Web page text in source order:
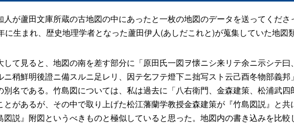
が蘆田文庫所蔵の古地図の中にあったと一枚の地図のデータを送ってくだ
に生まれ、歴史地理学者となった蘆田伊人(あしだこれと)が蒐集していた地
て見ると、地図の南を差す部分に「原田氏一図ヲ懐ニシ来リテ余ニ示シテ
ニ稍鮮明後證ニ備スルニ足レリ、因テ乞フテ燈下ニ拙写スト云己酉冬物部義
別名である。竹島図については、私は過去に「八右衛門、金森建策、松浦武
とがあるが、その中で取り上げた松江藩蘭学教授金森建策が『竹島図説』と
図説』附図というべきものと極似していると思った。地図内の書き込みを比